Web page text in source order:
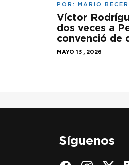
POR: MARIO
Víctor
dos veces a
convenció de
MAYO 13 , 2026
Síguenos